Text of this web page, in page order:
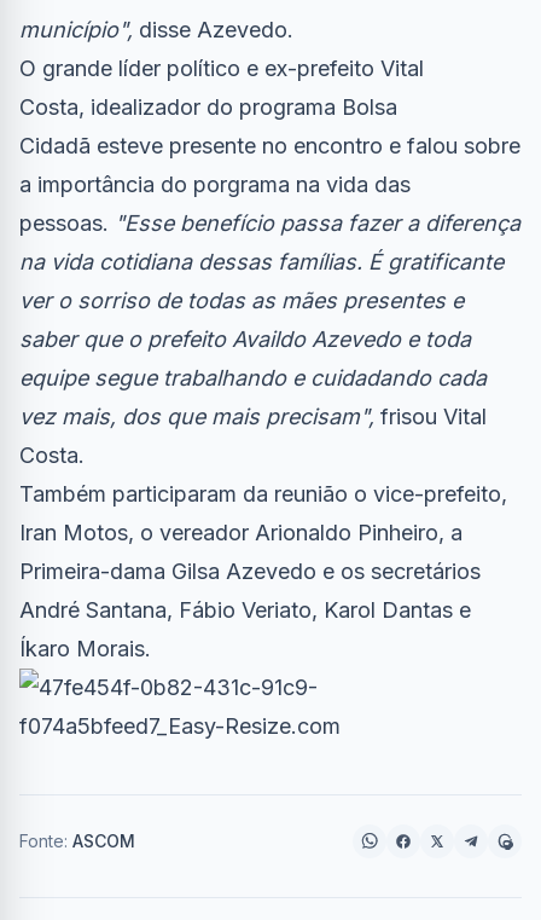
município", disse Azevedo.
O grande líder político e ex-prefeito Vital
Costa, idealizador do programa Bolsa
Cidadã esteve presente no encontro e falou sobre
a importância do porgrama na vida das
pessoas. "Esse benefício passa fazer a diferença
na vida cotidiana dessas famílias. É gratificante
ver o sorriso de todas as mães presentes e
saber que o prefeito Availdo Azevedo e toda
equipe segue trabalhando e cuidadando cada
vez mais, dos que mais precisam", frisou Vital
Costa.
Também participaram da reunião o vice-prefeito,
Iran Motos, o vereador Arionaldo Pinheiro, a
Primeira-dama Gilsa Azevedo e os secretários
André Santana, Fábio Veriato, Karol Dantas e
Íkaro Morais.
Fonte: ASCOM